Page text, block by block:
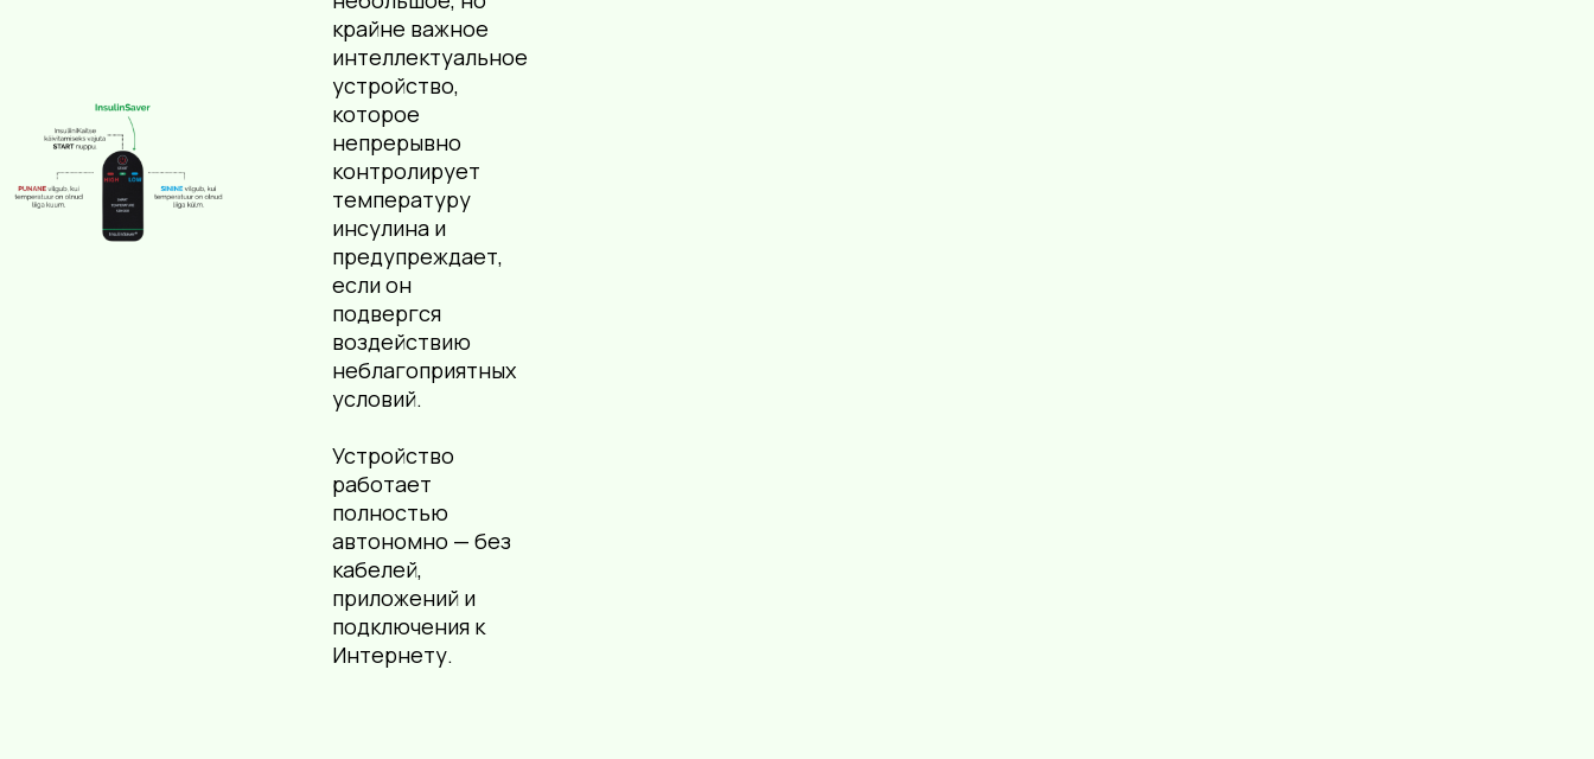
крайне важное
интеллектуальное
устройство,
которое
непрерывно
контролирует
температуру
инсулина и
предупреждает,
если он
подвергся
воздействию
неблагоприятных
условий.
Устройство
работает
полностью
автономно — без
кабелей,
приложений и
подключения к
Интернету.